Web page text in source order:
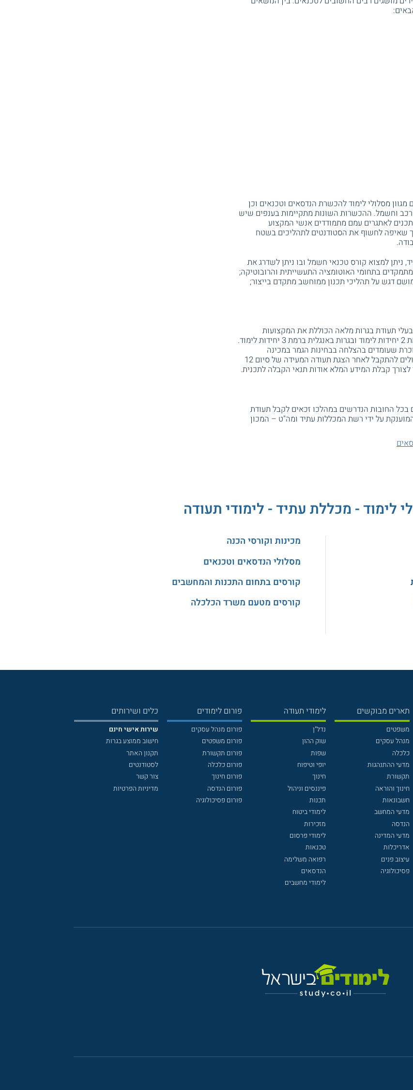
מסלולי לימוד להכשרת הנדסאים וטכנאים וכן
רכב וחשמל. ההכשרות השונות מתקיימות בענפים שיש
לאתגרים עמם מתמודדים אנשי המקצוע
שאיפה לחשוף את הסטודנטים לתהליכים בשטח
ניתן למצוא קורס טכנאי חשמל ובו ניתן לשדרג את
בתחומי האוטומציה התעשייתית והרובוטיקה;
דגש על תהליכי תכנון ממוחשב מתקדם בייצור;
תעודת בגרות מלאה הכוללת את המקצועות
מתמטיקה ברמת 3 יחידות לימוד, הבעה עברית ברמת 2 יחידות לימוד ובגרות באנגלית ברמת 3 יחידות לימוד.
שעומדים בהצלחה בבחינות הגמר במכינה
במקצועות היסוד. מועמדים שגילם מעל 30 שנה יכולים להתקבל לאחר הצגת תעודה המעידה של סיום 12
לצורך קבלת המידע המלא אודות תנאי הקבלה לתכנית.
החובות הנדרשים במהלכו זכאים לקבל תעודת
על ידי רשת המכללות עתיד ומה"ט – המכון
לימוד - מכללת עתיד - לימודי תעודה
מכינות וקורסי הכנה
מסלולי הנדסאים וטכנאים
קורסים בתחום התכנות והמחשבים
קורסים מטעם משרד הכלכלה
תארים מבוקשים
משפטים
מנהל עסקים
כלכלה
מדעי ההתנהגות
תקשורת
חינוך והוראה
חשבונאות
מדעי המחשב
הנדסה
מדעי המדינה
אדריכלות
עיצוב פנים
פסיכולוגיה
לימודי תעודה
נדל"ן
שוק ההון
שפות
יופי וטיפוח
חינוך
פיננסים וניהול
תכנות
לימודי ביטוח
מזכירות
לימודי פרסום
טכנאות
רפואה משלימה
הנדסאים
לימודי מחשבים
פורום לימודים
פורום מנהל עסקים
פורום משפטים
פורום תקשורת
פורום כלכלה
פורום חינוך
פורום הנדסה
פורום פסיכולוגיה
כלים ושירותים
שירות אישי חינם
חישוב ממוצע בגרות
תקנון האתר
לסטודנטים
צור קשר
מדיניות הפרטיות